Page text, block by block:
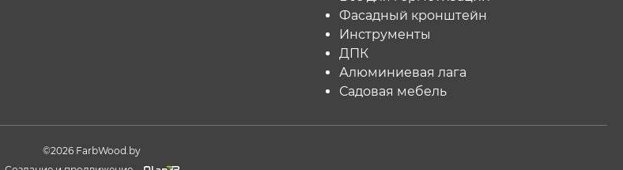
Фасадный кронштейн
Инструменты
ДПК
Алюминиевая лага
Садовая мебель
©2026 FarbWood.by